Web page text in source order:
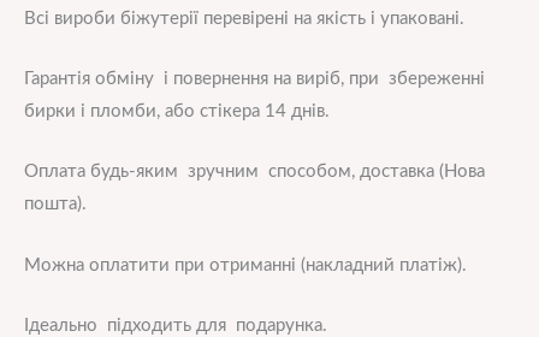
Всі вироби біжутерії перевірені на якість і упаковані.
Гарантія обміну і повернення на виріб, при збереженні
бирки і пломби, або стікера 14 днів.
Оплата будь-яким зручним способом, доставка (Нова
пошта).
Можна оплатити при отриманні (накладний платіж).
Ідеально підходить для подарунка.